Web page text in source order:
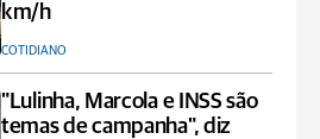
km/h
COTIDIANO
"Lulinha, Marcola e INSS são
temas de campanha", diz